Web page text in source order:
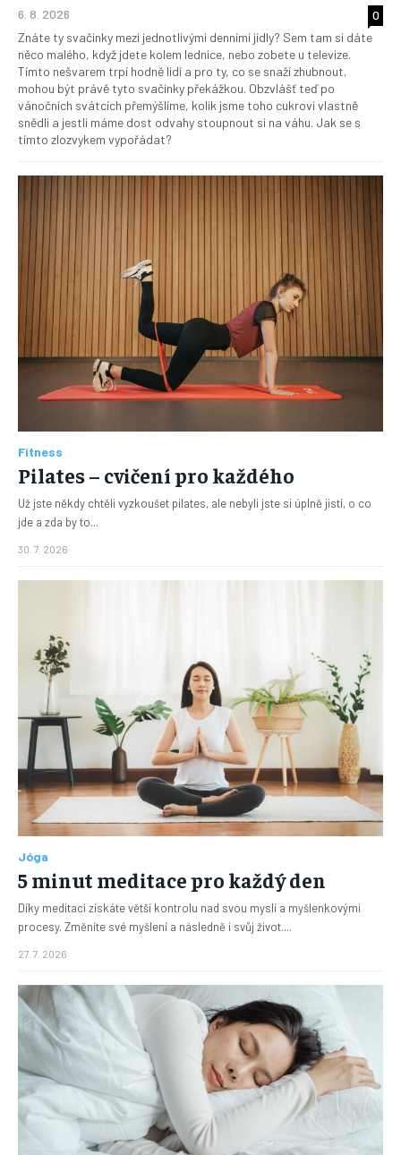
6. 8. 2026
0
Znáte ty svačinky mezi jednotlivými denními jídly? Sem tam si dáte
něco malého, když jdete kolem lednice, nebo zobete u televize.
Tímto nešvarem trpí hodně lidí a pro ty, co se snaží zhubnout,
mohou být právě tyto svačinky překážkou. Obzvlášť teď po
vánočních svátcích přemýšlíme, kolik jsme toho cukroví vlastně
snědli a jestli máme dost odvahy stoupnout si na váhu. Jak se s
tímto zlozvykem vypořádat?
Fitness
Pilates – cvičení pro každého
Už jste někdy chtěli vyzkoušet pilates, ale nebyli jste si úplně jistí, o co
jde a zda by to...
30. 7. 2026
Jóga
5 minut meditace pro každý den
Díky meditaci získáte větší kontrolu nad svou myslí a myšlenkovými
procesy. Změníte své myšlení a následně i svůj život....
27. 7. 2026